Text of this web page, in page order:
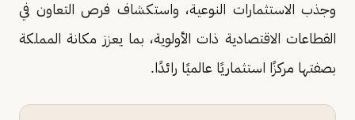
وجذب الاستثمارات النوعية، واستكشاف فرص التعاون في
القطاعات الاقتصادية ذات الأولوية، بما يعزز مكانة المملكة
بصفتها مركزًا استثماريًا عالميًا رائدًا.